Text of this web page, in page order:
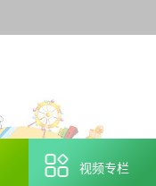
视频专栏